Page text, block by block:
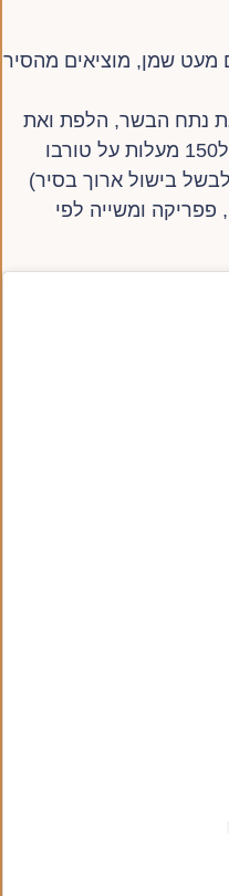
מ2 הצדדים עם מעט שמן, מוציאים מהסיר
נתח הבשר, הלפת ואת
שאר המרכיבים ומכניסים לתנור ל150 מעלות על טורבו
לבשל בישול ארוך בסיר)
ומשייה לפי